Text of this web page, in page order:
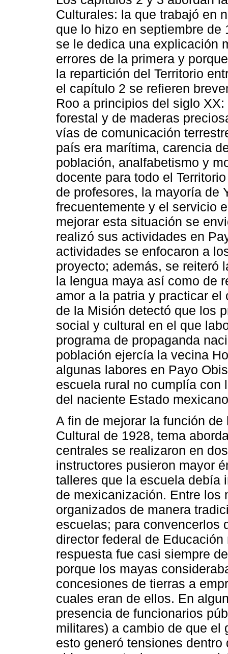
Culturales: la que trabajó en
que lo hizo en septiembre
se le dedica una explicación
errores de la primera y
la repartición del Territorio
el capítulo 2 se refieren
Roo a principios del siglo
forestal y de maderas
vías de comunicación
país era marítima, carencia
población, analfabetismo y
docente para todo el
de profesores, la mayoría de
frecuentemente y el servicio
mejorar esta situación se
realizó sus actividades en
actividades se enfocaron a
proyecto; además, se reiteró
la lengua maya así como de
amor a la patria y practicar
de la Misión detectó que los
social y cultural en el que
programa de propaganda
población ejercía la vecina
algunas labores en Payo
escuela rural no cumplía
del naciente Estado
A fin de mejorar la función
Cultural de 1928, tema
centrales se realizaron en
instructores pusieron mayor
talleres que la escuela debía
de mexicanización. Entre los
organizados de manera
escuelas; para convencerlos
director federal de
respuesta fue casi siempre
porque los mayas
concesiones de tierras a
cuales eran de ellos. En
presencia de funcionarios
militares) a cambio de que el
esto generó tensiones